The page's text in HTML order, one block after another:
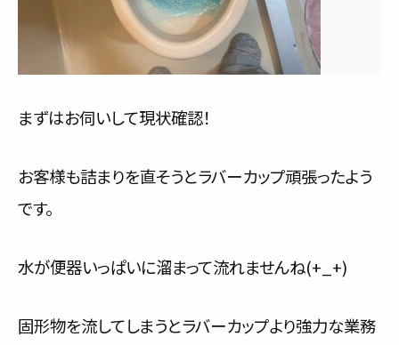
まずはお伺いして現状確認！
お客様も詰まりを直そうとラバーカップ頑張ったよう
です。
水が便器いっぱいに溜まって流れませんね(+_+)
固形物を流してしまうとラバーカップより強力な業務